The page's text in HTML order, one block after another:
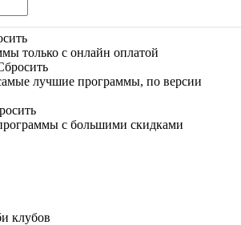
только с онлайн оплатой
лучшие программы, по версии
с большими скидками
клубов